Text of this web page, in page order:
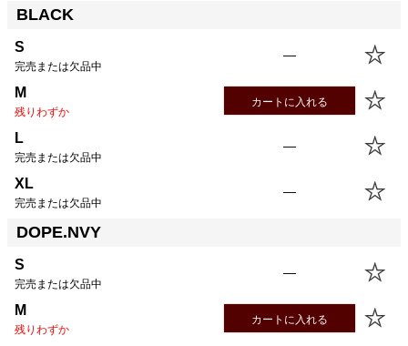
サイズ 股下
M
26.5cm 88.5cm
38.7cm
XL
26.5cm
BLACK
S
完売または欠品中
—
M
残りわずか
カートに入れる
L
完売または欠品中
—
XL
完売または欠品中
—
DOPE.NVY
S
完売または欠品中
—
M
残りわずか
カートに入れる